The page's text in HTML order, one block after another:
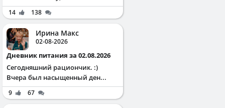
14 138
Ирина Макс
02-08-2026
Дневник питания за 02.08.2026
Сегодняшний рациончик. :)
Вчера был насыщенный ден...
9 67